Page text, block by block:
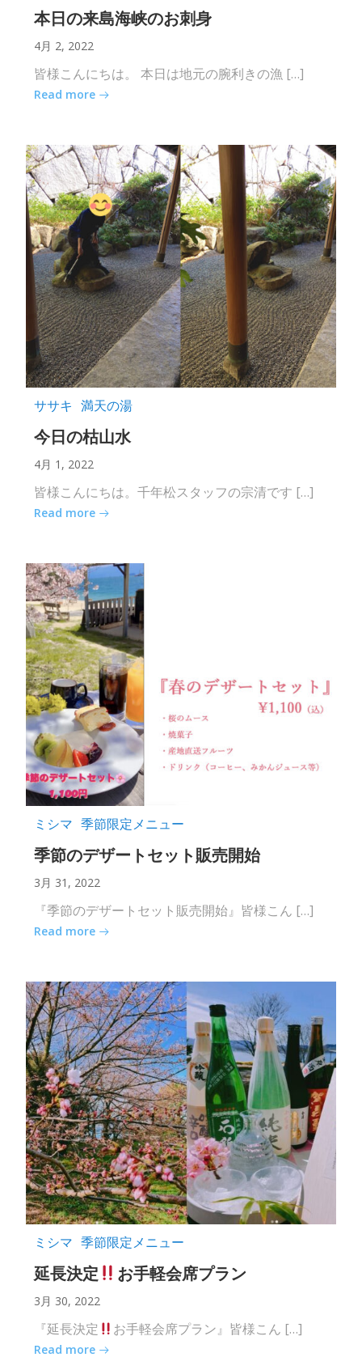
本日の来島海峡のお刺身
4月 2, 2022
皆様こんにちは。 本日は地元の腕利きの漁 […]
Read more
ササキ 満天の湯
今日の枯山水
4月 1, 2022
皆様こんにちは。千年松スタッフの宗清です […]
Read more
ミシマ 季節限定メニュー
季節のデザートセット販売開始
3月 31, 2022
『季節のデザートセット販売開始』皆様こん […]
Read more
ミシマ 季節限定メニュー
延長決定 お手軽会席プラン
3月 30, 2022
『延長決定 お手軽会席プラン』皆様こん […]
Read more